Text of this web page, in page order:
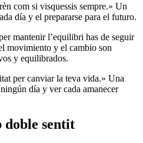
com si visquessis sempre.» Un
día y el prepararse para el futuro.
mantenir l’equilibri has de seguir
movimiento y el cambio son
y equilibrados.
per canviar la teva vida.» Una
día y ver cada amanecer
doble sentit